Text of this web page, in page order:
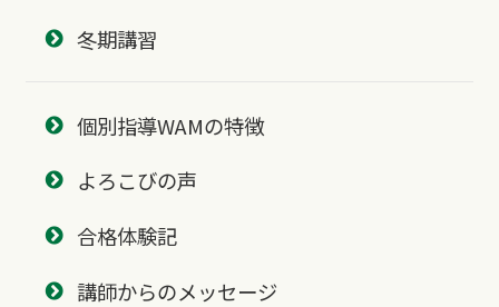
冬期講習
個別指導WAMの特徴
よろこびの声
合格体験記
講師からのメッセージ